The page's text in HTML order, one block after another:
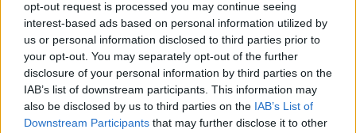
opt-out request is processed you may continue seeing
interest-based ads based on personal information utilized by
us or personal information disclosed to third parties prior to
your opt-out. You may separately opt-out of the further
disclosure of your personal information by third parties on the
IAB’s list of downstream participants. This information may
also be disclosed by us to third parties on the IAB’s List of
Downstream Participants that may further disclose it to other
претседател Владимир Путин, започнува во
градот во среда.
© Vecer.mk, правата за текстот се на редакцијата
„ПОЛИТИКО“ - ЦРНА ГОРА И
ИСЛАНД МОЖАТ ЗАЕДНО ВО ЕУ -